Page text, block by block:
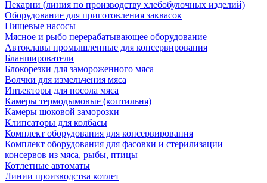
Пекарни (линия по производству хлебобулочных изделий)
Оборудование для приготовления заквасок
Пищевые насосы
Мясное и рыбо перерабатывающее оборудование
Автоклавы промышленные для консервирования
Бланширователи
Блокорезки для замороженного мяса
Волчки для измельчения мяса
Инъекторы для посола мяса
Камеры термодымовые (коптильня)
Камеры шоковой заморозки
Клипсаторы для колбасы
Комплект оборудования для консервирования
Комплект оборудования для фасовки и стерилизации
консервов из мяса, рыбы, птицы
Котлетные автоматы
Линии производства котлет